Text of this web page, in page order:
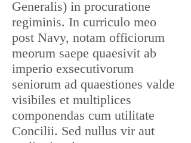
Generalis) in procuratione
regiminis. In curriculo meo
post Navy, notam officiorum
meorum saepe quaesivit ab
imperio exsecutivorum
seniorum ad quaestiones valde
visibiles et multiplices
componendas cum utilitate
Concilii. Sed nullus vir aut